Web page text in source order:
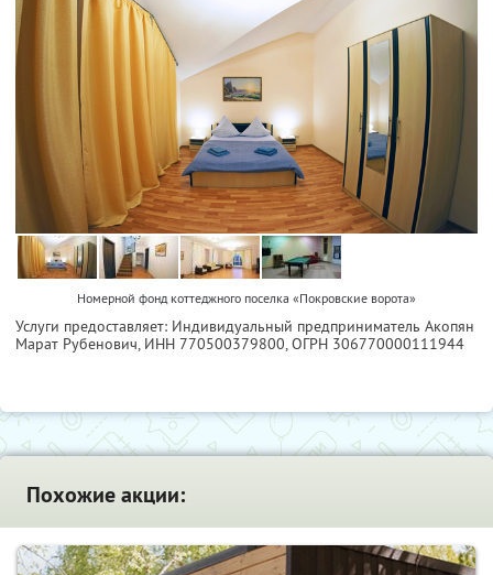
Номерной фонд коттеджного поселка «Покровские ворота»
Услуги предоставляет: Индивидуальный предприниматель Акопян
Марат Рубенович, ИНН 770500379800, ОГРН 306770000111944
Похожие акции: